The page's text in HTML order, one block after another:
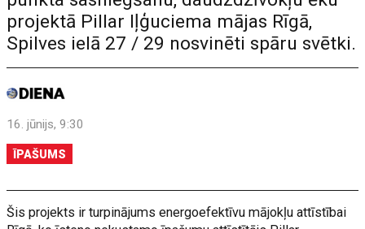
projektā Pillar Iļģuciema mājas Rīgā,
Spilves ielā 27 / 29 nosvinēti spāru svētki.
16. jūnijs, 9:30
ĪPAŠUMS
Šis projekts ir turpinājums energoefektīvu mājokļu attīstībai